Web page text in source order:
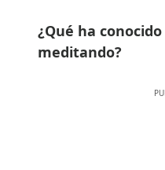
¿Qué ha
meditando?